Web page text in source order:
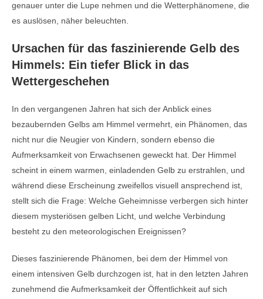
genauer unter die Lupe nehmen und die Wetterphänomene, die
es auslösen, näher beleuchten.
Ursachen für das faszinierende Gelb des
Himmels: Ein tiefer Blick in das
Wettergeschehen
In den vergangenen Jahren hat sich der Anblick eines
bezaubernden Gelbs am Himmel vermehrt, ein Phänomen, das
nicht nur die Neugier von Kindern, sondern ebenso die
Aufmerksamkeit von Erwachsenen geweckt hat. Der Himmel
scheint in einem warmen, einladenden Gelb zu erstrahlen, und
während diese Erscheinung zweifellos visuell ansprechend ist,
stellt sich die Frage: Welche Geheimnisse verbergen sich hinter
diesem mysteriösen gelben Licht, und welche Verbindung
besteht zu den meteorologischen Ereignissen?
Dieses faszinierende Phänomen, bei dem der Himmel von
einem intensiven Gelb durchzogen ist, hat in den letzten Jahren
zunehmend die Aufmerksamkeit der Öffentlichkeit auf sich